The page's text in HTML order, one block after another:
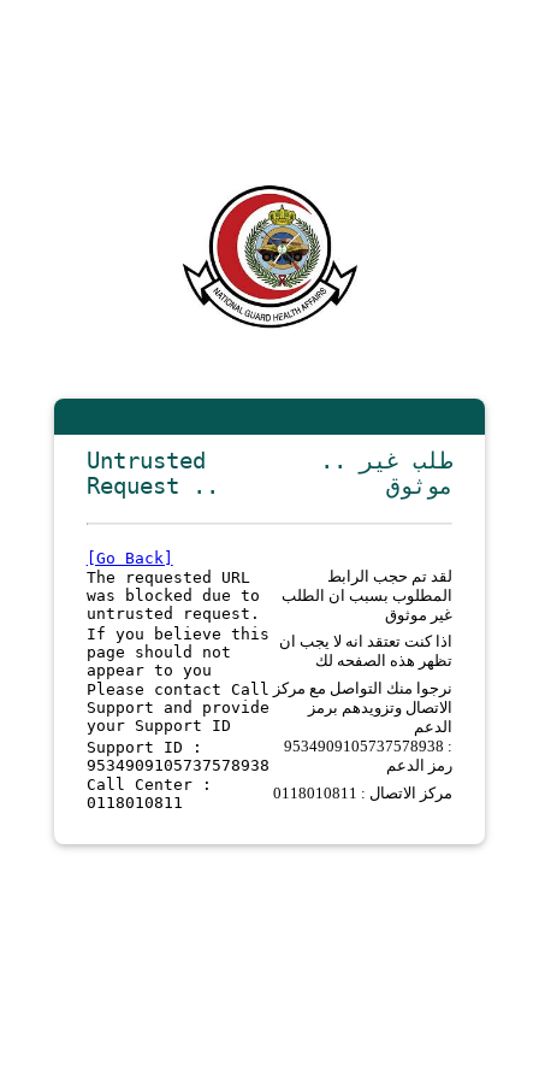
Untrusted
Request ..
.. طلب غير
موثوق
[Go Back]
The requested URL
was blocked due to
untrusted request.
لقد تم حجب الرابط
المطلوب بسبب ان الطلب
غير موثوق
If you believe this
page should not
appear to you
اذا كنت تعتقد انه لا يجب ان
تظهر هذه الصفحه لك
Please contact Call
Support and provide
your Support ID
نرجوا منك التواصل مع مركز
الاتصال وتزويدهم برمز
الدعم
Support ID :
9534909105737578938
9534909105737578938 :
رمز الدعم
Call Center :
0118010811
مركز الاتصال : 0118010811